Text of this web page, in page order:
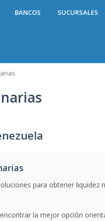
BANCOS SUCURSALES
para obtener liquidez
la mejor opción